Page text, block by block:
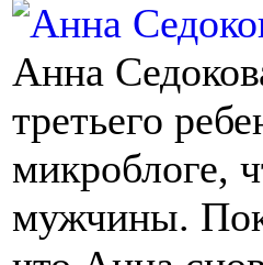
Анна
третьего
микроблоге,
мужчины.